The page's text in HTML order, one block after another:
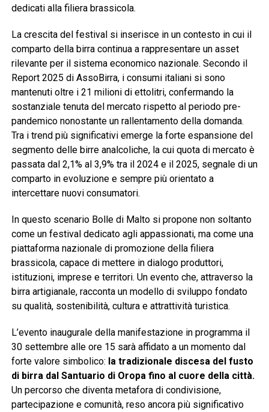
dedicati alla filiera brassicola.
La crescita del festival si inserisce in un contesto in cui il
comparto della birra continua a rappresentare un asset
rilevante per il sistema economico nazionale. Secondo il
Report 2025 di AssoBirra, i consumi italiani si sono
mantenuti oltre i 21 milioni di ettolitri, confermando la
sostanziale tenuta del mercato rispetto al periodo pre-
pandemico nonostante un rallentamento della domanda.
Tra i trend più significativi emerge la forte espansione del
segmento delle birre analcoliche, la cui quota di mercato è
passata dal 2,1% al 3,9% tra il 2024 e il 2025, segnale di un
comparto in evoluzione e sempre più orientato a
intercettare nuovi consumatori.
In questo scenario Bolle di Malto si propone non soltanto
come un festival dedicato agli appassionati, ma come una
piattaforma nazionale di promozione della filiera
brassicola, capace di mettere in dialogo produttori,
istituzioni, imprese e territori. Un evento che, attraverso la
birra artigianale, racconta un modello di sviluppo fondato
su qualità, sostenibilità, cultura e attrattività turistica.
L’evento inaugurale della manifestazione in programma il
30 settembre alle ore 15 sarà affidato a un momento dal
forte valore simbolico: la tradizionale discesa del fusto
di birra dal Santuario di Oropa fino al cuore della città.
Un percorso che diventa metafora di condivisione,
partecipazione e comunità, reso ancora più significativo